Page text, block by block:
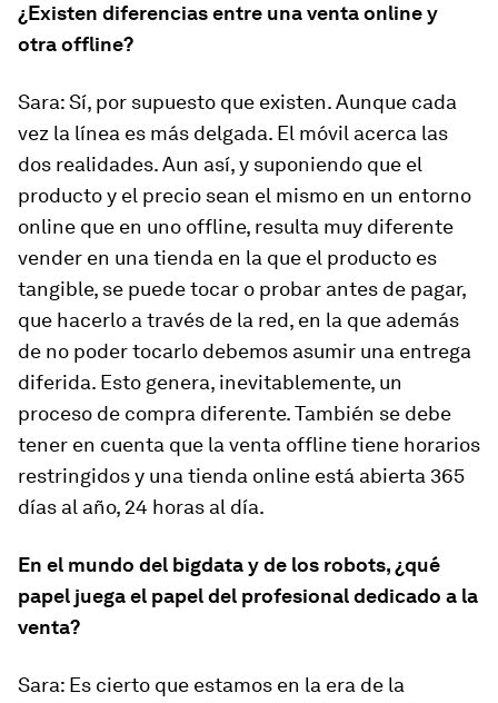
¿Existen diferencias entre una venta online y
otra offline?
Sara: Sí, por supuesto que existen. Aunque cada
vez la línea es más delgada. El móvil acerca las
dos realidades. Aun así, y suponiendo que el
producto y el precio sean el mismo en un entorno
online que en uno offline, resulta muy diferente
vender en una tienda en la que el producto es
tangible, se puede tocar o probar antes de pagar,
que hacerlo a través de la red, en la que además
de no poder tocarlo debemos asumir una entrega
diferida. Esto genera, inevitablemente, un
proceso de compra diferente. También se debe
tener en cuenta que la venta offline tiene horarios
restringidos y una tienda online está abierta 365
días al año, 24 horas al día.
En el mundo del bigdata y de los robots, ¿qué
papel juega el papel del profesional dedicado a la
venta?
Sara: Es cierto que estamos en la era de la